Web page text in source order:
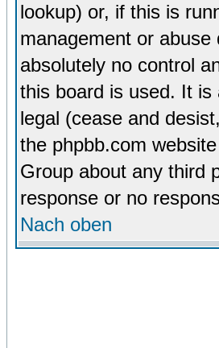
lookup) or, if this is
management or
absolutely no control
this board is used. It
legal (cease and
the phpbb.com
Group about any third
response or no
Nach oben